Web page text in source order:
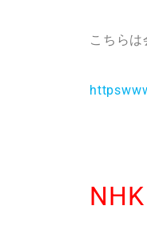
こちらは